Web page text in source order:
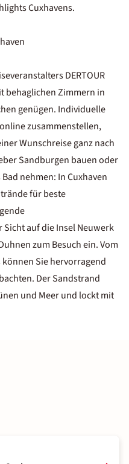
Cuxhavens.
DERTOUR
behaglichen Zimmern in
genügen. Individuelle
zusammenstellen,
Wunschreise ganz nach
Sandburgen bauen oder
nehmen: In Cuxhaven
für beste
auf die Insel Neuwerk
zum Besuch ein. Vom
Sie hervorragend
Der Sandstrand
und Meer und lockt mit